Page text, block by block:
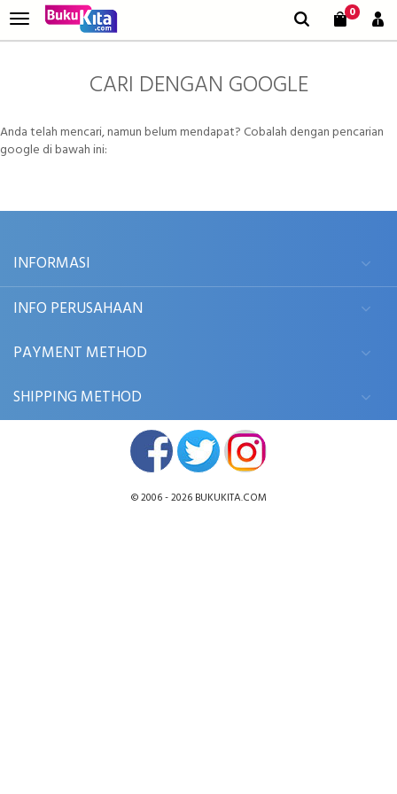
0
CARI DENGAN GOOGLE
Anda telah mencari, namun belum mendapat? Cobalah dengan pencarian
google di bawah ini:
INFORMASI
INFO PERUSAHAAN
PAYMENT METHOD
SHIPPING METHOD
© 2006 - 2026 BUKUKITA.COM